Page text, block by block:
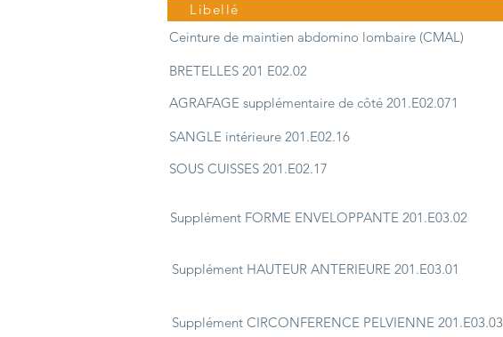
Libellé
Ceinture de maintien abdomino lombaire (CMAL)
BRETELLES 201 E02.02
AGRAFAGE supplémentaire de côté 201.E02.071
SANGLE intérieure 201.E02.16
SOUS CUISSES 201.E02.17
Supplément FORME ENVELOPPANTE 201.E03.02
Supplément HAUTEUR ANTERIEURE 201.E03.01
Supplément CIRCONFERENCE PELVIENNE 201.E03.03